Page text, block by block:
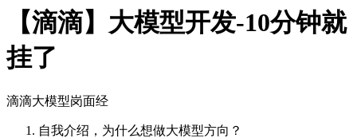
【滴滴】大模型开发-10分钟就
挂了
滴滴大模型岗面经
自我介绍，为什么想做大模型方向？